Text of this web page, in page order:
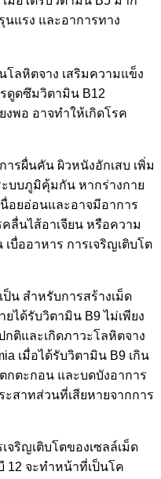
นแรง และอาการทาง
ลหิตจาง เสริมความแข็ง
ดูดซึมวิตามิน B12
งพอ อาจทำให้เกิดโรค
รผื่นคัน ผิวหนังอักเสบ เพิ่ม
ะบบภูมิคุ้มกัน หากร่างกาย
อยอ่อนและอาจมีอาการ
ลื่นไส้อาเจียน หรือความ
บื่ออาหาร การเจริญเติบโต
น สำหรับการสร้างเม็ด
ได้รับวิตามิน B9 ไม่เพียง
กติและเกิดภาวะโลหิตจาง
เมื่อได้รับวิตามิน B9 เกิน
กตะกอน และบดบังอาการ
สาทส่วนที่เสียหายจากการ
จริญเติบโตของเซลล์เม็ด
12 จะทำหน้าที่เป็นโค